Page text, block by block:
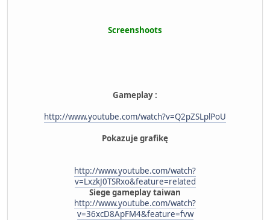
Screenshoots
Gameplay :
http://www.youtube.com/watch?v=Q2pZSLplPoU
Pokazuje grafikę
http://www.youtube.com/watch?
v=LxzkJ0TSRxo&feature=related
Siege gameplay taiwan
http://www.youtube.com/watch?
v=36xcD8ApFM4&feature=fvw